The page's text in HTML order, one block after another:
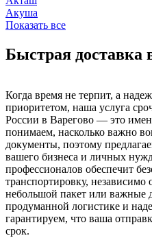
Акуша
Показать все
Быстрая доставка
Когда время не терпит, а
приоритетом, наша услуга
России в Варегово — это
понимаем, насколько важно
документы, поэтому
вашего бизнеса и личных
профессионалов обеспечит
транспортировку, независимо
небольшой пакет или важные
продуманной логистике и
гарантируем, что ваша
срок.